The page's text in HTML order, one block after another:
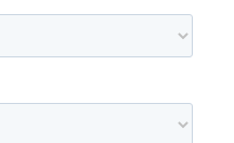
release updates
updates